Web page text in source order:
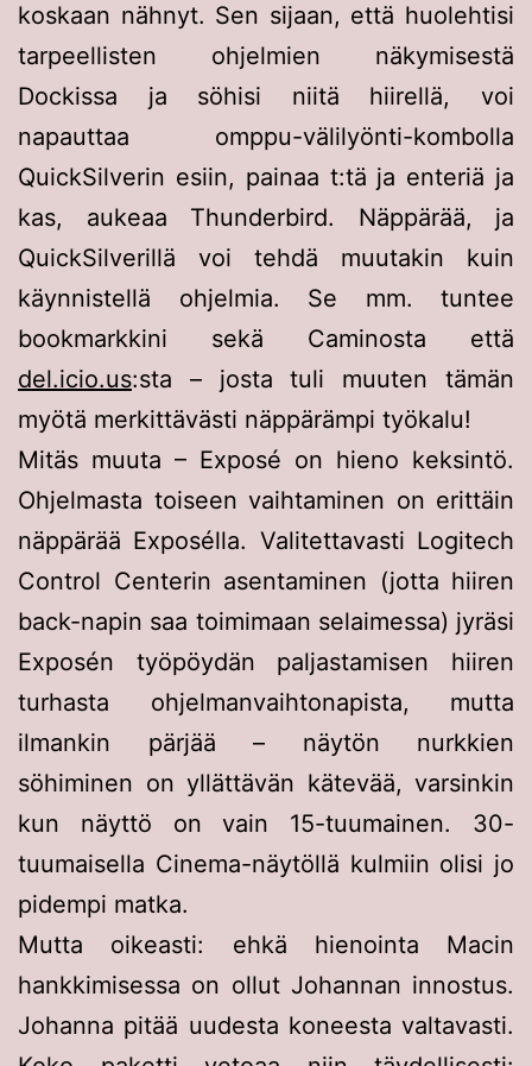
koskaan nähnyt. Sen sijaan, että huolehtisi
tarpeellisten ohjelmien näkymisestä
Dockissa ja söhisi niitä hiirellä, voi
napauttaa omppu-välilyönti-kombolla
QuickSilverin esiin, painaa t:tä ja enteriä ja
kas, aukeaa Thunderbird. Näppärää, ja
QuickSilverillä voi tehdä muutakin kuin
käynnistellä ohjelmia. Se mm. tuntee
bookmarkkini sekä Caminosta että
del.icio.us:sta – josta tuli muuten tämän
myötä merkittävästi näppärämpi työkalu!
Mitäs muuta – Exposé on hieno keksintö.
Ohjelmasta toiseen vaihtaminen on erittäin
näppärää Exposélla. Valitettavasti Logitech
Control Centerin asentaminen (jotta hiiren
back-napin saa toimimaan selaimessa) jyräsi
Exposén työpöydän paljastamisen hiiren
turhasta ohjelmanvaihtonapista, mutta
ilmankin pärjää – näytön nurkkien
söhiminen on yllättävän kätevää, varsinkin
kun näyttö on vain 15-tuumainen. 30-
tuumaisella Cinema-näytöllä kulmiin olisi jo
pidempi matka.
Mutta oikeasti: ehkä hienointa Macin
hankkimisessa on ollut Johannan innostus.
Johanna pitää uudesta koneesta valtavasti.